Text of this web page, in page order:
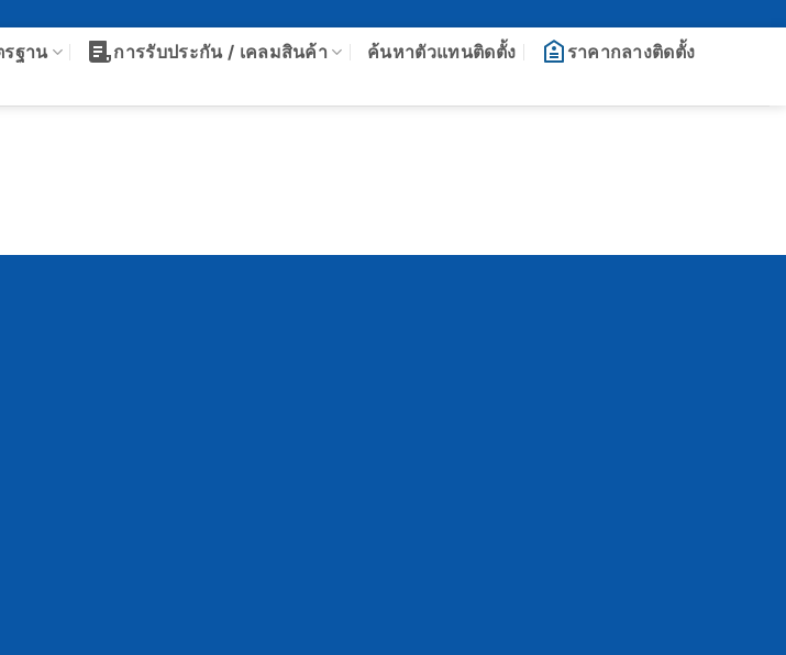
ฐาน การรับประกัน / เคลมสินค้า ค้นหาตัวแทนติดตั้ง ราคากลางติดตั้ง